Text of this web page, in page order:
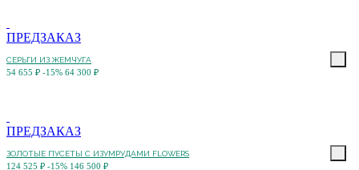
ПРЕДЗАКАЗ
СЕРЬГИ ИЗ ЖЕМЧУГА
54 655 ₽ -15% 64 300 ₽
ПРЕДЗАКАЗ
ЗОЛОТЫЕ ПУСЕТЫ С ИЗУМРУДАМИ FLOWERS
124 525 ₽ -15% 146 500 ₽